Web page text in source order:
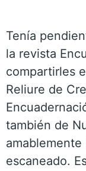
Tenía
la revista
compartirles
Reliure de
también de
escaneado.